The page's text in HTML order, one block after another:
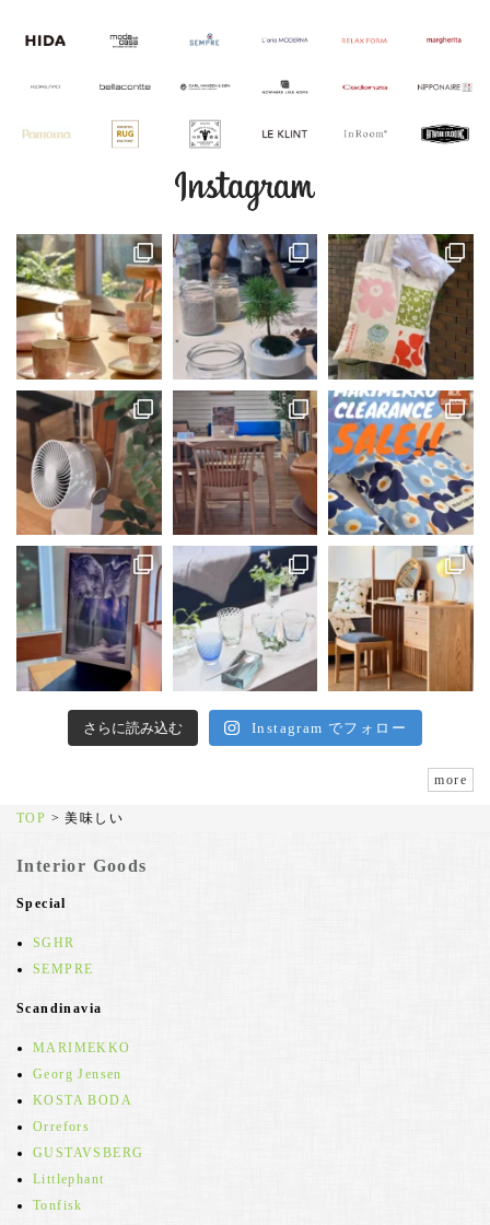
さらに読み込む Instagram でフォロー
more
TOP >美味しい
Interior Goods
Special
SGHR
SEMPRE
Scandinavia
MARIMEKKO
Georg Jensen
KOSTA BODA
Orrefors
GUSTAVSBERG
Littlephant
Tonfisk